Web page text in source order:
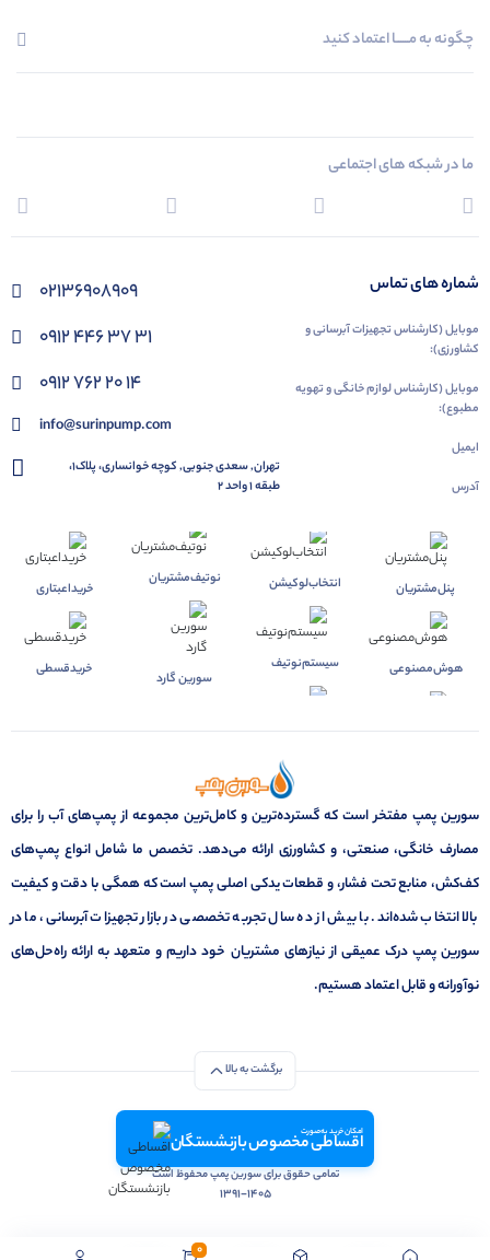
چگونه به مــــــا اعتماد کنید
ما در شبکه های اجتماعی
شماره های تماس
موبایل (کارشناس تجهیزات آبرسانی و
کشاورزی):
موبایل (کارشناس لوازم خانگی و تهویه
مطبوع):
ایمیل
آدرس
02136908909
۰۹۱۲ ۴۴۶ ۳۷ ۳۱
۰۹۱۲ ۷۶۲ ۲۰ ۱۴
info@surinpump.com
تهران, سعدی جنوبی, کوچه خوانساری، پلاک1،
طبقه 1 واحد 2
پنل‌مشتریان
هوش‌مصنوعی
انتخاب‌لوکیشن
سیستم‌نوتیف
نوتیف‌مشتریان
سورین گارد
خرید‌اعبتاری
خرید‌قسطی
سورین پمپ مفتخر است که گسترده‌ترین و کامل‌ترین مجموعه از پمپ‌های آب را برای
مصارف خانگی، صنعتی، و کشاورزی ارائه می‌دهد. تخصص ما شامل انواع پمپ‌های
کف‌کش، منابع تحت فشار، و قطعات یدکی اصلی پمپ است که همگی با دقت و کیفیت
بالا انتخاب شده‌اند. با بیش از ده سال تجربه تخصصی در بازار تجهیزات آبرسانی، ما در
سورین پمپ درک عمیقی از نیازهای مشتریان خود داریم و متعهد به ارائه راه‌حل‌های
نوآورانه و قابل اعتماد هستیم.
برگشت به بالا
امکان خرید به صورت
اقساطی مخصوص بازنشستگان
تمامی حقوق برای سورین پمپ محفوظ است
1391-1405
0